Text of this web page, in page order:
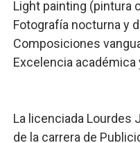
​Light painting (pintura
​Fotografía nocturna y
​Composiciones
​Excelencia
​La licenciada Lourdes
de la carrera de